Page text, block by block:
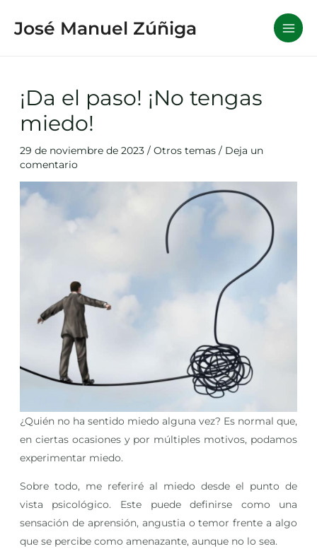
José Manuel Zúñiga
¡Da el paso! ¡No tengas
miedo!
29 de noviembre de 2023 / Otros temas/ Deja un
comentario
¿Quién no ha sentido miedo alguna vez? Es normal que,
en ciertas ocasiones y por múltiples motivos, podamos
experimentar miedo.
Sobre todo, me referiré al miedo desde el punto de
vista psicológico. Este puede definirse como una
sensación de aprensión, angustia o temor frente a algo
que se percibe como amenazante, aunque no lo sea.